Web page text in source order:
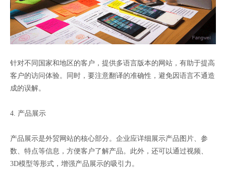
针对不同国家和地区的客户，提供多语言版本的网站，有助于提高
客户的访问体验。同时，要注意翻译的准确性，避免因语言不通造
成的误解。
4. 产品展示
产品展示是外贸网站的核心部分。企业应详细展示产品图片、参
数、特点等信息，方便客户了解产品。此外，还可以通过视频、
3D模型等形式，增强产品展示的吸引力。